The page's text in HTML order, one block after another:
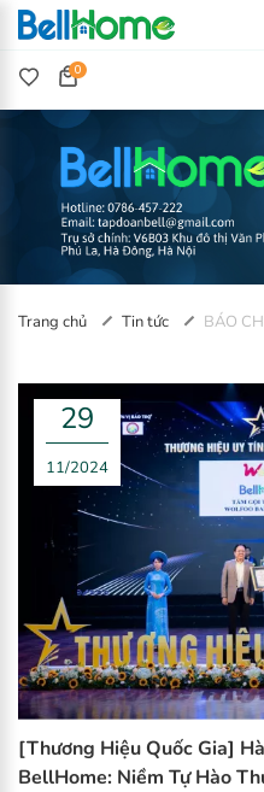
0
Trang chủ Tin tức BÁO
29
11/2024
[Thương Hiệu Quốc Gia]
BellHome: Niềm Tự Hào